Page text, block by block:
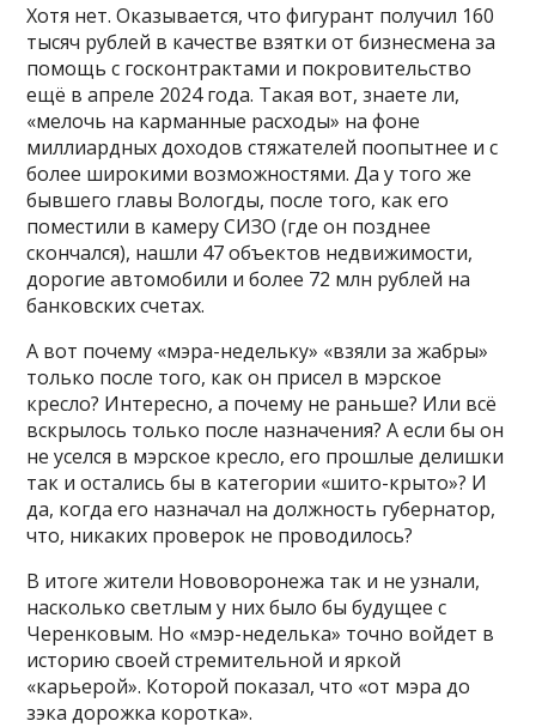
Хотя нет. Оказывается, что фигурант получил 160
тысяч рублей в качестве взятки от бизнесмена за
помощь с госконтрактами и покровительство
ещё в апреле 2024 года. Такая вот, знаете ли,
«мелочь на карманные расходы» на фоне
миллиардных доходов стяжателей поопытнее и с
более широкими возможностями. Да у того же
бывшего главы Вологды, после того, как его
поместили в камеру СИЗО (где он позднее
скончался), нашли 47 объектов недвижимости,
дорогие автомобили и более 72 млн рублей на
банковских счетах.
А вот почему «мэра-недельку» «взяли за жабры»
только после того, как он присел в мэрское
кресло? Интересно, а почему не раньше? Или всё
вскрылось только после назначения? А если бы он
не уселся в мэрское кресло, его прошлые делишки
так и остались бы в категории «шито-крыто»? И
да, когда его назначал на должность губернатор,
что, никаких проверок не проводилось?
В итоге жители Нововоронежа так и не узнали,
насколько светлым у них было бы будущее с
Черенковым. Но «мэр-неделька» точно войдет в
историю своей стремительной и яркой
«карьерой». Которой показал, что «от мэра до
зэка дорожка коротка».